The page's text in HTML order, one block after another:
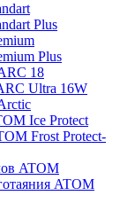
Plus
Plus
18
Ultra 16W
Ice Protect
Frost Protect-
ATOM
ATOM